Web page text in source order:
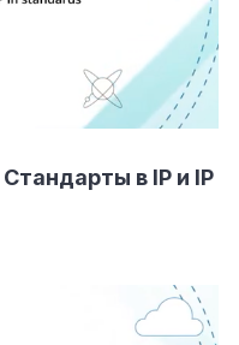
в IP и IP